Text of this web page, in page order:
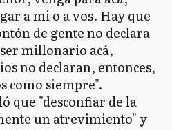
a mi o a vos. Hay que
de gente no declara
millonario acá,
no declaran, entonces,
como siempre".
que "desconfiar de la
un atrevimiento" y